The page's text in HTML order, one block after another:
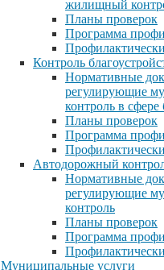
жилищный
Планы проверок
Программа
Контроль
Нормативные
регулирующие
контроль в сфере
Планы проверок
Программа
Автодорожный
Нормативные
регулирующие
контроль
Планы проверок
Программа
Муниципальные услуги